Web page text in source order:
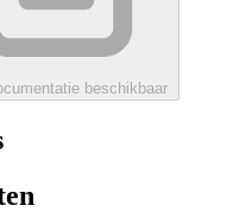
beschikbaar